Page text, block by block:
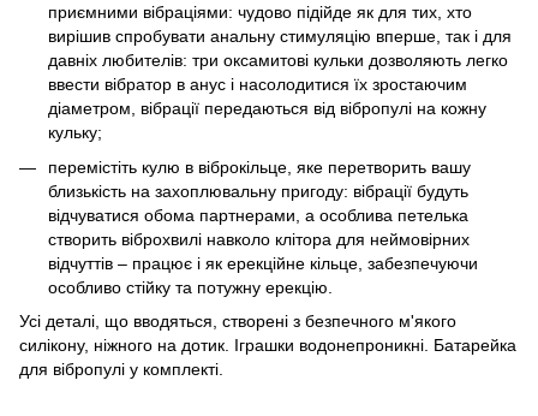
приємними вібраціями: чудово підійде як для тих, хто
вирішив спробувати анальну стимуляцію вперше, так і для
давніх любителів: три оксамитові кульки дозволяють легко
ввести вібратор в анус і насолодитися їх зростаючим
діаметром, вібрації передаються від вібропулі на кожну
кульку;
перемістіть кулю в віброкільце, яке перетворить вашу
близькість на захоплювальну пригоду: вібрації будуть
відчуватися обома партнерами, а особлива петелька
створить віброхвилі навколо клітора для неймовірних
відчуттів – працює і як ерекційне кільце, забезпечуючи
особливо стійку та потужну ерекцію.
Усі деталі, що вводяться, створені з безпечного м'якого
силікону, ніжного на дотик. Іграшки водонепроникні. Батарейка
для вібропулі у комплекті.